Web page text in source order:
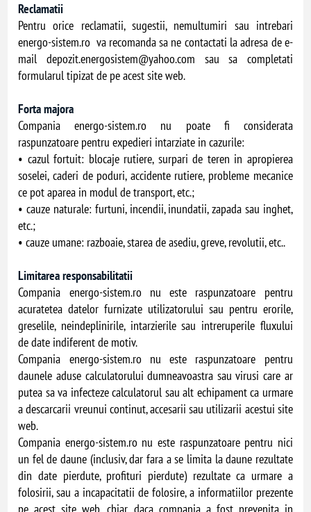
Reclamatii
Pentru orice reclamatii, sugestii, nemultumiri sau intrebari
energo-sistem.ro va recomanda sa ne contactati la adresa de e-
mail depozit.energosistem@yahoo.com sau sa completati
formularul tipizat de pe acest site web.
Forta majora
Compania energo-sistem.ro nu poate fi considerata
raspunzatoare pentru expedieri intarziate in cazurile:
• cazul fortuit: blocaje rutiere, surpari de teren in apropierea
soselei, caderi de poduri, accidente rutiere, probleme mecanice
ce pot aparea in modul de transport, etc.;
• cauze naturale: furtuni, incendii, inundatii, zapada sau inghet,
etc.;
• cauze umane: razboaie, starea de asediu, greve, revolutii, etc..
Limitarea responsabilitatii
Compania energo-sistem.ro nu este raspunzatoare pentru
acuratetea datelor furnizate utilizatorului sau pentru erorile,
greselile, neindeplinirile, intarzierile sau intreruperile fluxului
de date indiferent de motiv.
Compania energo-sistem.ro nu este raspunzatoare pentru
daunele aduse calculatorului dumneavoastra sau virusi care ar
putea sa va infecteze calculatorul sau alt echipament ca urmare
a descarcarii vreunui continut, accesarii sau utilizarii acestui site
web.
Compania energo-sistem.ro nu este raspunzatoare pentru nici
un fel de daune (inclusiv, dar fara a se limita la daune rezultate
din date pierdute, profituri pierdute) rezultate ca urmare a
folosirii, sau a incapacitatii de folosire, a informatiilor prezente